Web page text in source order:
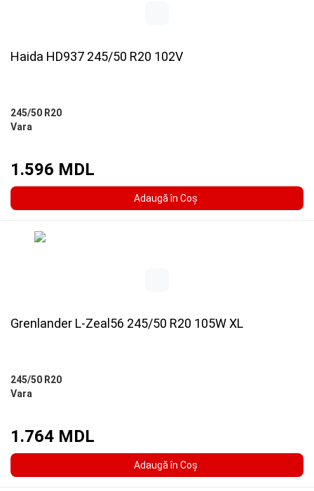
Haida HD937 245/50 R20 102V
245/50 R20
Vara
1.596 MDL
Adaugă în Coş
Grenlander L-Zeal56 245/50 R20 105W XL
245/50 R20
Vara
1.764 MDL
Adaugă în Coş